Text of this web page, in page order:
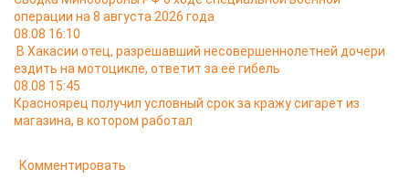
операции на 8 августа 2026 года
08.08 16:10
В Хакасии отец, разрешавший несовершеннолетней дочери
ездить на мотоцикле, ответит за её гибель
08.08 15:45
Красноярец получил условный срок за кражу сигарет из
магазина, в котором работал
Комментировать